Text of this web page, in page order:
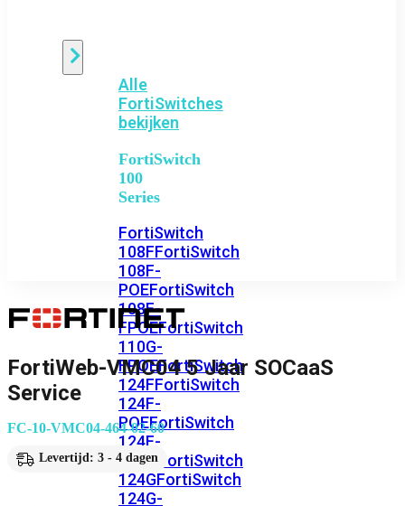
Alle
FortiSwitches
bekijken
FortiSwitch
100
Series
FortiSwitch
108FFortiSwitch
108F-
POEFortiSwitch
108F-
FPOEFortiSwitch
110G-
FPOEFortiSwitch
124FFortiSwitch
124F-
POEFortiSwitch
124F-
FPOE FortiSwitch
124GFortiSwitch
124G-
FortiWeb-VMC04 5 Jaar SOCaaS
Service
FC-10-VMC04-464-02-60
Levertijd: 3 - 4 dagen